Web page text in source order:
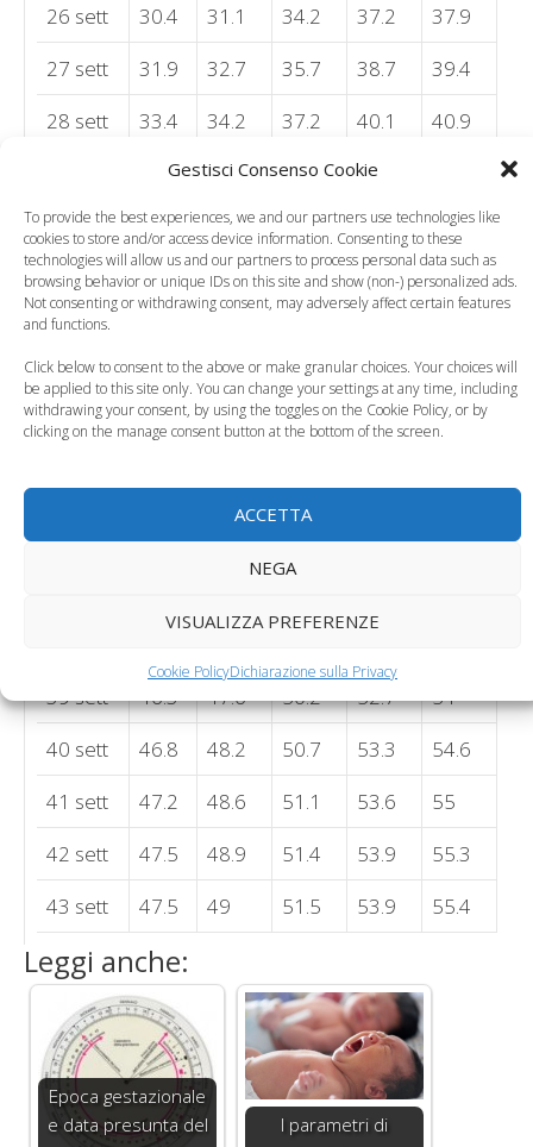
Gestisci Consenso Cookie
To provide the best experiences, we and our partners use technologies like
cookies to store and/or access device information. Consenting to these
technologies will allow us and our partners to process personal data such as
browsing behavior or unique IDs on this site and show (non-) personalized ads.
Not consenting or withdrawing consent, may adversely affect certain features
and functions.
Click below to consent to the above or make granular choices. Your choices will
be applied to this site only. You can change your settings at any time, including
withdrawing your consent, by using the toggles on the Cookie Policy, or by
clicking on the manage consent button at the bottom of the screen.
ACCETTA
NEGA
VISUALIZZA PREFERENZE
Cookie PolicyDichiarazione sulla Privacy
26 sett 30.4 31.1 34.2 37.2
37.9
27 sett
31.9 32.7 35.7 38.7
39.4
28 sett
33.4 34.2 37.2 40.1
40.9
34.9 35.7 38.7 41.6
30 sett
36.4 37.2 40.1 43
43.9
31 sett
37.7 38.7 41.6 44.4
45.3
32 sett
33 sett
40.4 41.4 44.2 47
48
34 sett
41.6 42.7 45.5 48.2
49.3
35 sett
42.8 43.9 46.6 49.3
50.5
36 sett
43.8 45 47.7 50.4
51.5
39 sett
46.3 47.6 50.2 52.7
54
40 sett
46.8 48.2 50.7 53.3
54.6
41 sett
47.2 48.6 51.1 53.6
55
42 sett
47.5 48.9 51.4 53.9
55.3
43 sett
47.5 49 51.5 53.9 55.4
Leggi anche:
Epoca gestazionale
e data presunta del
I parametri di